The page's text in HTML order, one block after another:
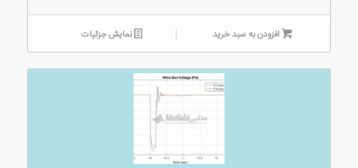
افزودن به سبد خرید نمایش جزئیات